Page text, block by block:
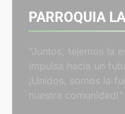
PARROQUIA
“Juntos, tejemos la
impulsa hacia un
¡Unidos, somos la
nuestra comunidad!”